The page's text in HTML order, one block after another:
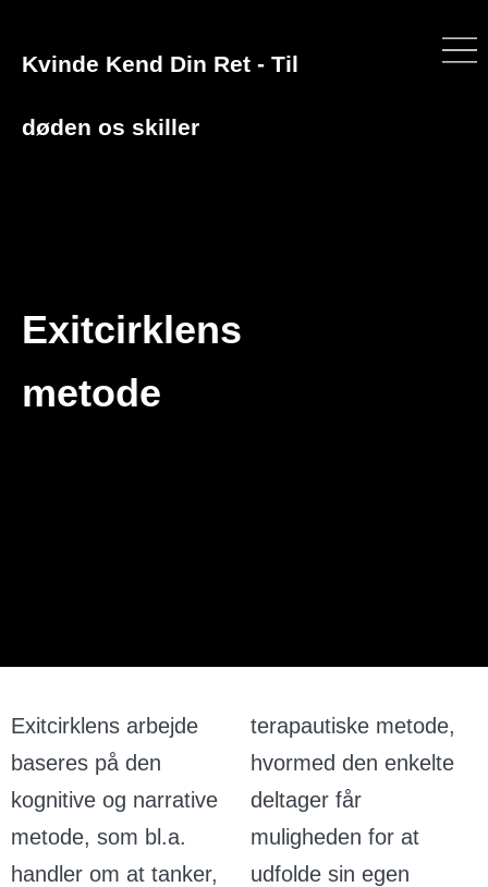
Kvinde Kend Din Ret - Til
døden os skiller
Exitcirklens
metode
Exitcirklens arbejde
baseres på den
kognitive og narrative
metode, som bl.a.
handler om at tanker,
terapautiske metode,
hvormed den enkelte
deltager får
muligheden for at
udfolde sin egen